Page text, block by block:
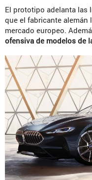
El prototipo adelanta las
que el fabricante alemán
mercado europeo.
ofensiva de modelos de